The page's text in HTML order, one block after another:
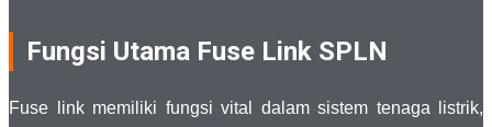
Fungsi Utama Fuse Link SPLN
Fuse link memiliki fungsi vital dalam sistem tenaga listrik,